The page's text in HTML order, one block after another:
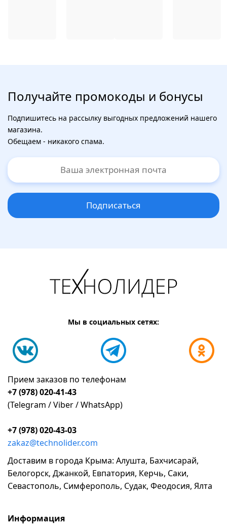
Получайте промокоды и бонусы
Подпишитесь на рассылку выгодных предложений нашего
магазина.
Обещаем - никакого спама.
Подписаться
Мы в социальных сетях:
Прием заказов по телефонам
+7 (978) 020-41-43
(Telegram / Viber / WhatsApp)
+7 (978) 020-43-03
zakaz@technolider.com
Доставим в города Крыма: Алушта, Бахчисарай,
Белогорск, Джанкой, Евпатория, Керчь, Саки,
Севастополь, Симферополь, Судак, Феодосия, Ялта
Информация